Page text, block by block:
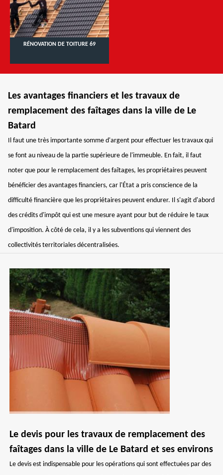
RÉNOVATION DE TOITURE 69
Les avantages financiers et les travaux de
remplacement des faîtages dans la ville de Le
Batard
Il faut une très importante somme d'argent pour effectuer les travaux qui
se font au niveau de la partie supérieure de l'immeuble. En fait, il faut
noter que pour le remplacement des faîtages, les propriétaires peuvent
bénéficier des avantages financiers, car l'État a pris conscience de la
difficulté financière que les propriétaires peuvent endurer. Il s'agit d'abord
des crédits d'impôt qui est une mesure ayant pour but de réduire le taux
d'imposition. À côté de cela, il y a les subventions qui viennent des
collectivités territoriales décentralisées.
Le devis pour les travaux de remplacement des
faîtages dans la ville de Le Batard et ses environs
Le devis est indispensable pour les opérations qui sont effectuées par des